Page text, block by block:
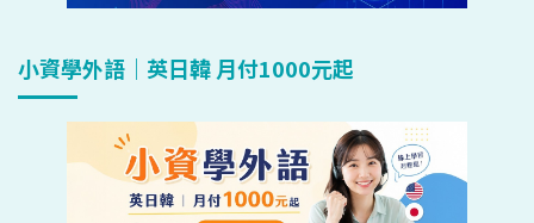
小資學外語｜英日韓 月付1000元起